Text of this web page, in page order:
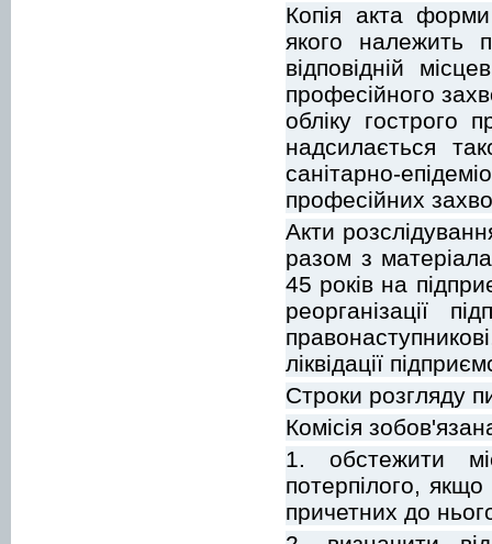
Копія акта
якого належить
відповідній
професійного
обліку гострого
надсилається
санітарно-
професійних
Акти
разом з
45 років на
реорганізації
ліквідації
Строки розгляду
Комісія
1. обстежити
потерпілого,
причетних до